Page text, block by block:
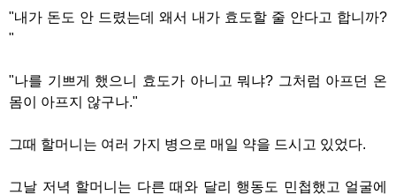
"내가 돈도 안 드렸는데 왜서 내가 효도할 줄 안다고 합니까?
"
"나를 기쁘게 했으니 효도가 아니고 뭐냐? 그처럼 아프던 온
몸이 아프지 않구나."
그때 할머니는 여러 가지 병으로 매일 약을 드시고 있었다.
그날 저녁 할머니는 다른 때와 달리 행동도 민첩했고 얼굴에